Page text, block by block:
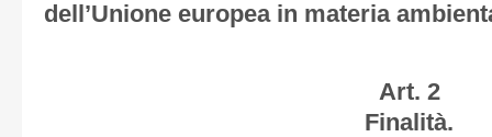
dell’Unione europea in materia
Art. 2
Finalità.